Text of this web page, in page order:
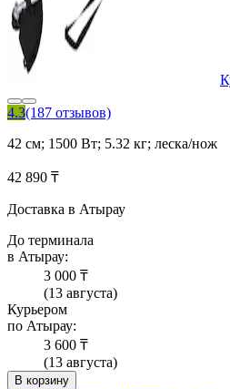
4.3(187 отзывов)
42 см; 1500 Вт; 5.32 кг; леска/нож
42 890 ₸
Доставка в Атырау
До терминала
в Атырау:
3 000 ₸
(13 августа)
Курьером
по Атырау:
3 600 ₸
(13 августа)
В корзину